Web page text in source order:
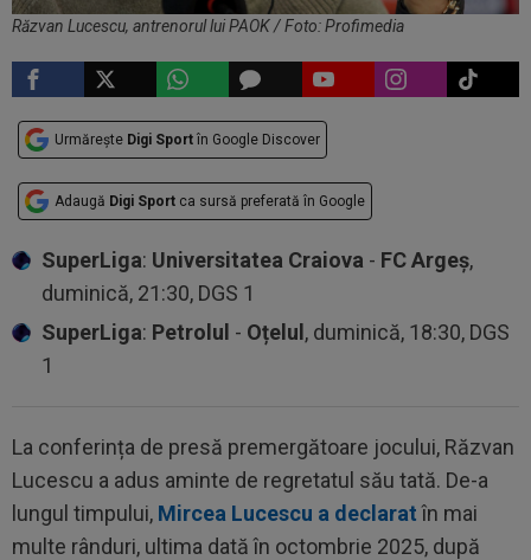
Răzvan Lucescu, antrenorul lui PAOK / Foto: Profimedia
Urmărește Digi Sport în Google Discover
Adaugă Digi Sport ca sursă preferată în Google
SuperLiga: Universitatea Craiova - FC Argeș,
duminică, 21:30, DGS 1
SuperLiga: Petrolul - Oțelul, duminică, 18:30, DGS
1
La conferința de presă premergătoare jocului, Răzvan
Lucescu a adus aminte de regretatul său tată. De-a
lungul timpului, Mircea Lucescu a declaratîn mai
multe rânduri, ultima dată în octombrie 2025, după